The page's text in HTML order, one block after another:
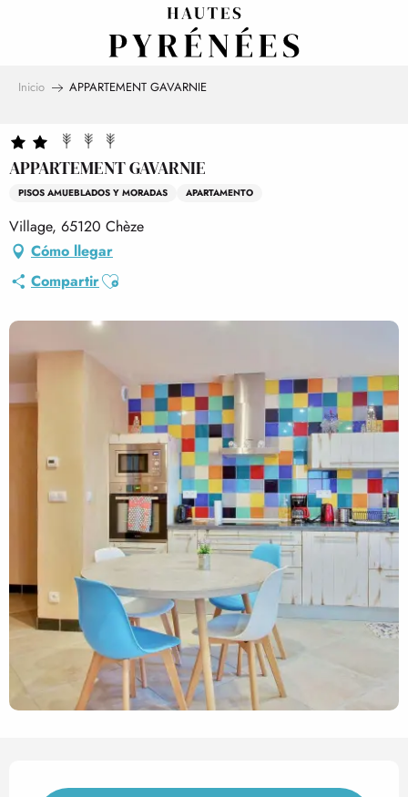
Inicio APPARTEMENT GAVARNIE
APPARTEMENT GAVARNIE
PISOS AMUEBLADOS Y MORADAS APARTAMENTO
Village, 65120 Chèze
Cómo llegar
CompartirAjouter aux favoris
Horarios y datos de